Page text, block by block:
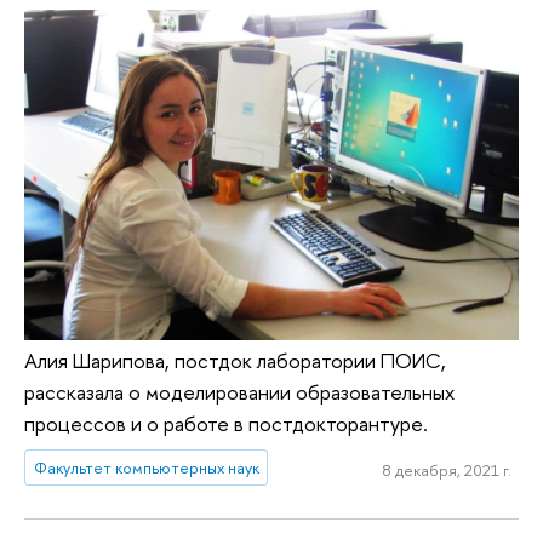
Алия Шарипова, постдок лаборатории ПОИС,
рассказала о моделировании образовательных
процессов и о работе в постдокторантуре.
Факультет компьютерных наук 8 декабря, 2021 г.